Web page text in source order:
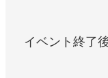
イベント終了